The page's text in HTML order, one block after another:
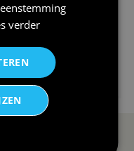
s...
verder